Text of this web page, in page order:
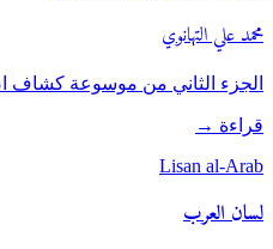
محمد علي التهانوي
الجزء الثاني من موسوعة كشاف
قراءة →
Lisan al-Arab
لسان العرب